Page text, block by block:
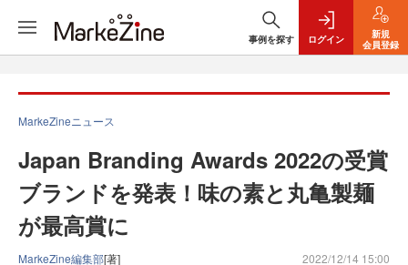
事例を探す ログイン
新規
会員登録
MarkeZineニュース
Japan Branding Awards 2022の受賞
ブランドを発表！味の素と丸亀製麺
が最高賞に
MarkeZine編集部[著] 2022/12/14 15:00